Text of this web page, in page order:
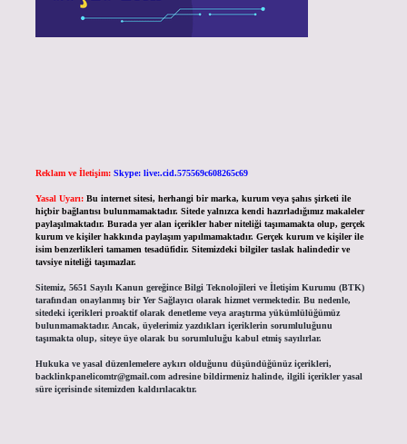
Reklam ve İletişim: Skype: live:.cid.575569c608265c69
Yasal Uyarı: Bu internet sitesi, herhangi bir marka, kurum veya şahıs şirketi ile
hiçbir bağlantısı bulunmamaktadır. Sitede yalnızca kendi hazırladığımız makaleler
paylaşılmaktadır. Burada yer alan içerikler haber niteliği taşımamakta olup, gerçek
kurum ve kişiler hakkında paylaşım yapılmamaktadır. Gerçek kurum ve kişiler ile
isim benzerlikleri tamamen tesadüfidir. Sitemizdeki bilgiler taslak halindedir ve
tavsiye niteliği taşımazlar.
Sitemiz, 5651 Sayılı Kanun gereğince Bilgi Teknolojileri ve İletişim Kurumu (BTK)
tarafından onaylanmış bir Yer Sağlayıcı olarak hizmet vermektedir. Bu nedenle,
sitedeki içerikleri proaktif olarak denetleme veya araştırma yükümlülüğümüz
bulunmamaktadır. Ancak, üyelerimiz yazdıkları içeriklerin sorumluluğunu
taşımakta olup, siteye üye olarak bu sorumluluğu kabul etmiş sayılırlar.
Hukuka ve yasal düzenlemelere aykırı olduğunu düşündüğünüz içerikleri,
backlinkpanelicomtr@gmail.comadresine bildirmeniz halinde, ilgili içerikler yasal
süre içerisinde sitemizden kaldırılacaktır.